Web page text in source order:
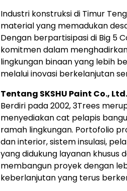
Industri konstruksi di Timur
material yang memadukan
Dengan berpartisipasi di Big 5
komitmen dalam
lingkungan binaan yang lebih
melalui inovasi berkelanjutan
Tentang SKSHU Paint Co., Ltd.
Berdiri pada 2002, 3Trees
menyediakan cat pelapis
ramah lingkungan. Portofolio
dan interior, sistem insulasi,
yang didukung layanan khusus
membangun proyek dengan
keberlanjutan yang terus